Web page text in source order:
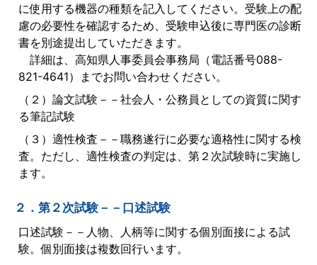
に使用する機器の種類を記入してください。受験上の配
慮の必要性を確認するため、受験申込後に専門医の診断
書を別途提出していただきます。
詳細は、高知県人事委員会事務局（電話番号088-
821-4641）までお問い合わせください。
（２）論文試験－－社会人・公務員としての資質に関す
る筆記試験
（３）適性検査－－職務遂行に必要な適格性に関する検
査。ただし、適性検査の判定は、第２次試験時に実施し
ます。
２．第２次試験－－口述試験
口述試験－－人物、人柄等に関する個別面接による試
験。個別面接は複数回行います。